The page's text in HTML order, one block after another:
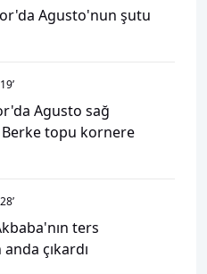
Agusto'nun şutu
19’
Agusto sağ
topu kornere
28’
ters
çıkardı